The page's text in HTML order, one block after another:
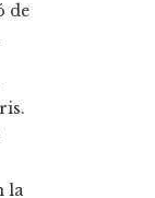
de
la